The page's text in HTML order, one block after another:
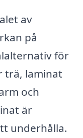
av
på
för
trä, laminat
och
är
underhålla.